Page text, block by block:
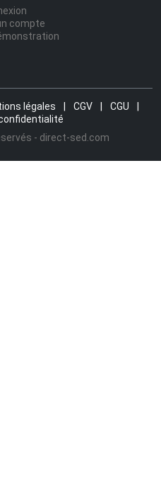
compte
légales | CGV | CGU
|
- direct-sed.com